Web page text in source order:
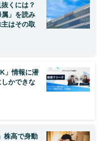
くには？
」を読み
はその取
」情報に潜
かできな
株高で身動